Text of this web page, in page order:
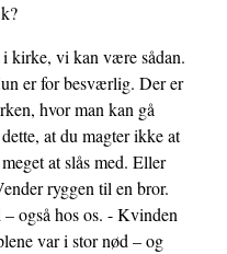
kirke, vi kan være sådan.
er for besværlig. Der er
hvor man kan gå
at du magter ikke at
at slås med. Eller
ryggen til en bror.
også hos os. - Kvinden
var i stor nød – og